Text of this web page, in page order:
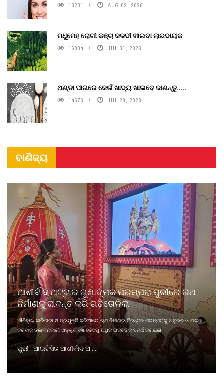
16231 AUG 02, 2026
ମଧୁମେହ ରୋଗୀ କଞ୍ଚା କଳଦୀ ଖାଇବା ଲାଭଦାୟକ
15084 JUL 31, 2026
ଥଣ୍ଡା ପାଗରେ କେଉଁ ଖାଦ୍ୟ ଖାଇବେ ଜାଣନ୍ତୁ.....
14576 JUL 28, 2026
ବାଣିଜ୍ୟ
ଆଶୀର୍ବାଦ ଅଟ୍ଟାର ଗୁଣାତ୍ମକ ପରମ୍ପରା ପୁରୀରେ ରଥ
ନିର୍ମାଣକୁ ଜୀବନ୍ତ କରି ଗଢିତୋଳିଲା
ଐତିହ୍ୟ, କାରିଗରୀ ଓ ପ୍ରଯୁକ୍ତି ଜରିଆରେ ଋଥ ନିର୍ମାଣର ଚିରନ୍ତନ ପରମ୍ପରାକୁ ଅନୁଭବ ଓ ପାଳନ
କରିବାକୁ ତଲ୍ଲିନକାରୀ ଅନୁଭୂତି ୧୩,୭୫୦ରୁ ଅଧିକ ଭକ୍ତଙ୍କୁ ସମର୍ଥ କରାଇଲା
ପୁରୀ : ଆଇଟିସିର ଆଶୀର୍ବାଦ ଅ ...